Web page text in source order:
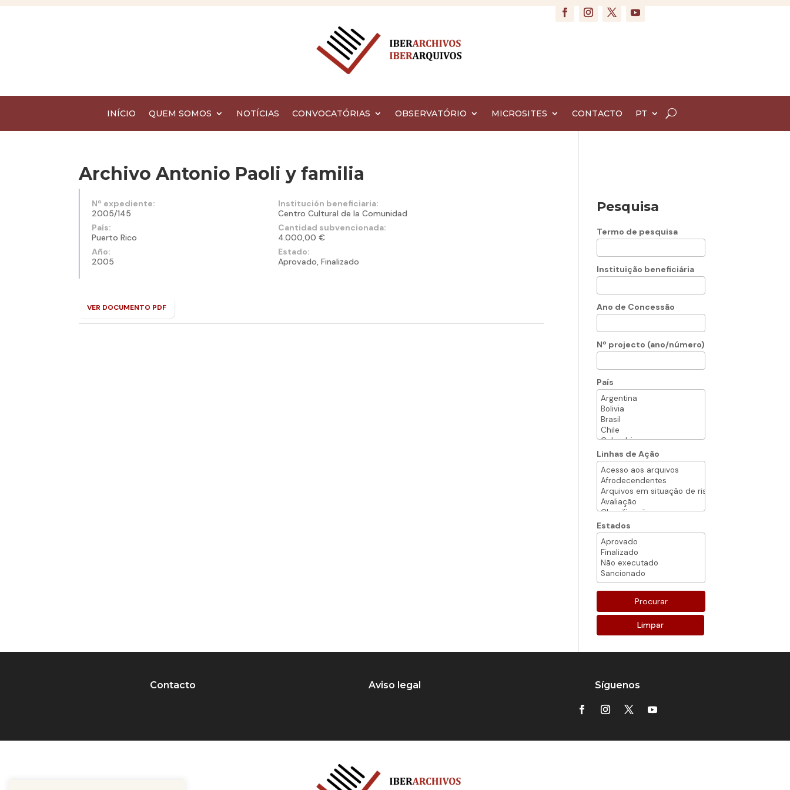
INÍCIO QUEM SOMOS NOTÍCIAS CONVOCATÓRIAS OBSERVATÓRIO MICROSITES CONTACTO PT
Archivo Antonio Paoli y familia
Nº expediente:
2005/145
País:
Puerto Rico
Año:
2005
Institución beneficiaria:
Centro Cultural de la Comunidad
Cantidad subvencionada:
4.000,00 €
Estado:
Aprovado, Finalizado
VER DOCUMENTO PDF
Pesquisa
Termo de pesquisa
Instituição beneficiária
Ano de Concessão
Nº projecto (ano/número)
País
Linhas de Ação
Estados
Limpar
Contacto Aviso legal Síguenos